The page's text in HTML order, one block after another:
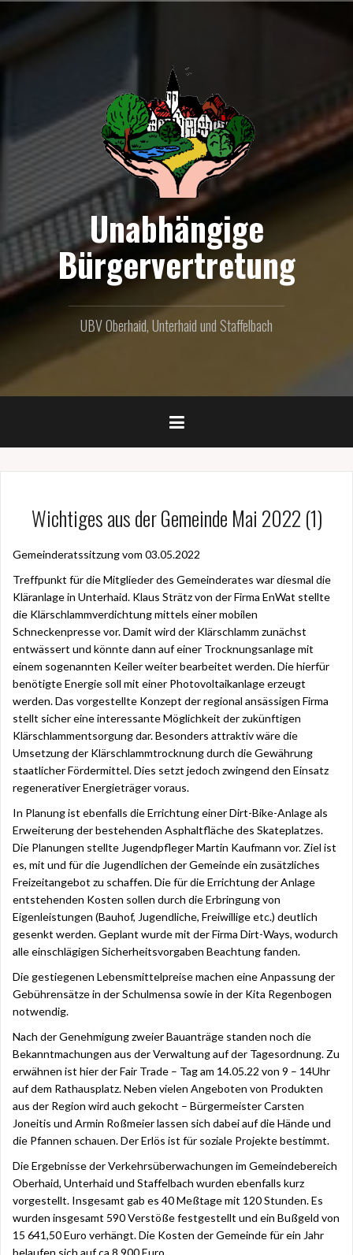
Unabhängige
Bürgervertretung
UBV Oberhaid, Unterhaid und Staffelbach
Wichtiges aus der Gemeinde Mai 2022 (1)
Gemeinderatssitzung vom 03.05.2022
Treffpunkt für die Mitglieder des Gemeinderates war diesmal die
Kläranlage in Unterhaid. Klaus Strätz von der Firma EnWat stellte
die Klärschlammverdichtung mittels einer mobilen
Schneckenpresse vor. Damit wird der Klärschlamm zunächst
entwässert und könnte dann auf einer Trocknungsanlage mit
einem sogenannten Keiler weiter bearbeitet werden. Die hierfür
benötigte Energie soll mit einer Photovoltaikanlage erzeugt
werden. Das vorgestellte Konzept der regional ansässigen Firma
stellt sicher eine interessante Möglichkeit der zukünftigen
Klärschlammentsorgung dar. Besonders attraktiv wäre die
Umsetzung der Klärschlammtrocknung durch die Gewährung
staatlicher Fördermittel. Dies setzt jedoch zwingend den Einsatz
regenerativer Energieträger voraus.
In Planung ist ebenfalls die Errichtung einer Dirt-Bike-Anlage als
Erweiterung der bestehenden Asphaltfläche des Skateplatzes.
Die Planungen stellte Jugendpfleger Martin Kaufmann vor. Ziel ist
es, mit und für die Jugendlichen der Gemeinde ein zusätzliches
Freizeitangebot zu schaffen. Die für die Errichtung der Anlage
entstehenden Kosten sollen durch die Erbringung von
Eigenleistungen (Bauhof, Jugendliche, Freiwillige etc.) deutlich
gesenkt werden. Geplant wurde mit der Firma Dirt-Ways, wodurch
alle einschlägigen Sicherheitsvorgaben Beachtung fanden.
Die gestiegenen Lebensmittelpreise machen eine Anpassung der
Gebührensätze in der Schulmensa sowie in der Kita Regenbogen
notwendig.
Nach der Genehmigung zweier Bauanträge standen noch die
Bekanntmachungen aus der Verwaltung auf der Tagesordnung. Zu
erwähnen ist hier der Fair Trade – Tag am 14.05.22 von 9 – 14Uhr
auf dem Rathausplatz. Neben vielen Angeboten von Produkten
aus der Region wird auch gekocht – Bürgermeister Carsten
Joneitis und Armin Roßmeier lassen sich dabei auf die Hände und
die Pfannen schauen. Der Erlös ist für soziale Projekte bestimmt.
Die Ergebnisse der Verkehrsüberwachungen im Gemeindebereich
Oberhaid, Unterhaid und Staffelbach wurden ebenfalls kurz
vorgestellt. Insgesamt gab es 40 Meßtage mit 120 Stunden. Es
wurden insgesamt 590 Verstöße festgestellt und ein Bußgeld von
15 641,50 Euro verhängt. Die Kosten der Gemeinde für ein Jahr
belaufen sich auf ca 8 900 Euro.